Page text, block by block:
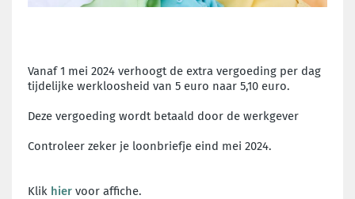
Vanaf 1 mei 2024 verhoogt de extra vergoeding per dag
tijdelijke werkloosheid van 5 euro naar 5,10 euro.
Deze vergoeding wordt betaald door de werkgever
Controleer zeker je loonbriefje eind mei 2024.
Klik hier voor affiche.